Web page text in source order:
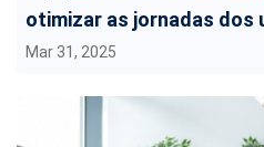
otimizar as jornadas dos
Mar 31, 2025